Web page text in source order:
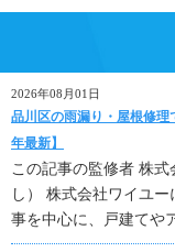
2026年08月01日
品川区の雨漏り・屋根修理
年最新】
この記事の監修者 株
し） 株式会社ワイユ
事を中心に、戸建てや